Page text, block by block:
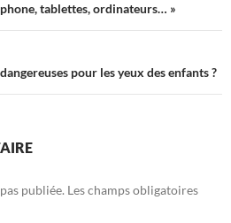
tablettes, ordinateurs… »
pour les yeux des enfants ?
publiée. Les champs obligatoires